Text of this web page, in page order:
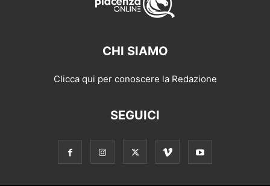
CHI SIAMO
Clicca qui per conoscere la Redazione
SEGUICI